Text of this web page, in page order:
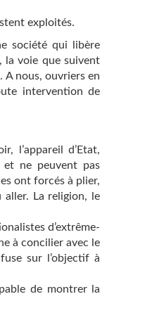
exploités.
société qui libère
la voie que suivent
A nous, ouvriers en
intervention de
l’appareil d’Etat,
et ne peuvent pas
ont forcés à plier,
La religion, le
d’extrême-
à concilier avec le
sur l’objectif à
de montrer la